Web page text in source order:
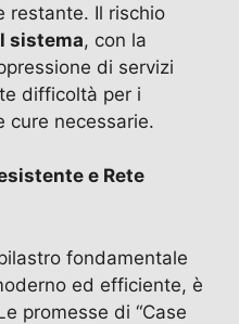
restante. Il rischio
sistema, con la
di servizi
difficoltà per i
cure necessarie.
e Rete
fondamentale
ed efficiente, è
promesse di “Case